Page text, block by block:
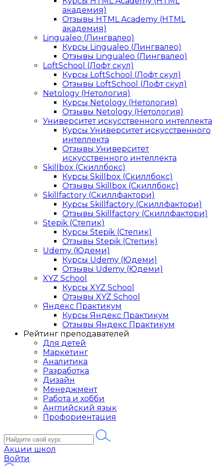
академия)
Отзывы HTML Academy (HTML
академия)
Lingualeo (Лингвалео)
Курсы Lingualeo (Лингвалео)
Отзывы Lingualeo (Лингвалео)
LoftSchool (Лофт скул)
Курсы LoftSchool (Лофт скул)
Отзывы LoftSchool (Лофт скул)
Netology (Нетология)
Курсы Netology (Нетология)
Отзывы Netology (Нетология)
Университет искусственного интеллекта
Курсы Университет искусственного
интеллекта
Отзывы Университет
искусственного интеллекта
Skillbox (Скиллбокс)
Курсы Skillbox (Скиллбокс)
Отзывы Skillbox (Скиллбокс)
Skillfactory (Скиллфактори)
Курсы Skillfactory (Скиллфактори)
Отзывы Skillfactory (Скиллфактори)
Stepik (Степик)
Курсы Stepik (Степик)
Отзывы Stepik (Степик)
Udemy (Юдеми)
Курсы Udemy (Юдеми)
Отзывы Udemy (Юдеми)
XYZ School
Курсы XYZ School
Отзывы XYZ School
Яндекс Практикум
Курсы Яндекс Практикум
Отзывы Яндекс Практикум
Рейтинг преподавателей
Для детей
Маркетинг
Аналитика
Разработка
Дизайн
Менеджмент
Работа и хобби
Английский язык
Профориентация
Акции школ
Войти